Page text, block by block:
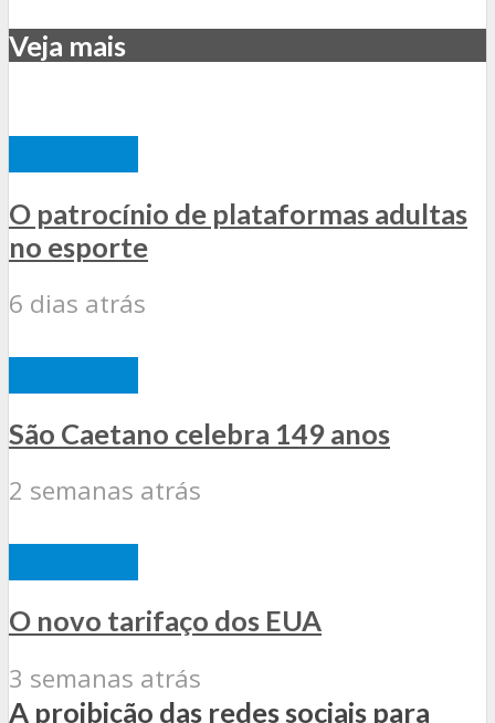
Veja mais
O patrocínio de plataformas adultas
no esporte
6 dias atrás
São Caetano celebra 149 anos
2 semanas atrás
O novo tarifaço dos EUA
3 semanas atrás
A proibição das redes sociais para